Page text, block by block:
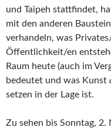
und Taipeh stattfindet,
mit den anderen
verhandeln, was
Öffentlichkeit/en
Raum heute (auch im
bedeutet und was Kunst
setzen in der Lage ist.
Zu sehen bis Sonntag, 2.